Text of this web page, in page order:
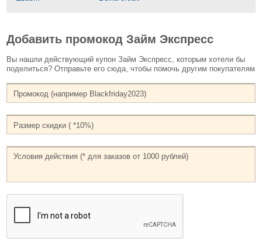
Добавить промокод Займ Экспресс
Вы нашли действующий купон Займ Экспресс, которым хотели бы
поделиться? Отправьте его сюда, чтобы помочь другим покупателям